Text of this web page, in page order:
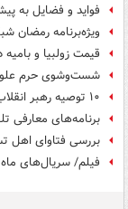
فواید و فضایل به
ویژه‌برنامه
قیمت زولبیا و
شست‌‎وشوی حرم علوی در آستانه ماه رمضان +عکس
۱۰ توصیه رهبر انقلاب برای بهره‌ از ماه رمضان
برنامه‌های معارفی
بررسی فتاوای اهل
فیلم/ سریال‌های